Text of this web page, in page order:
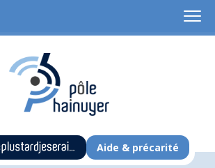
Aide & précarité